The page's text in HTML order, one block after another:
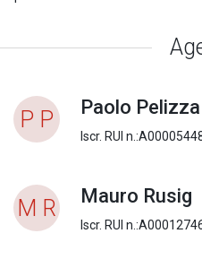
P P Paolo Pelizza
Iscr. RUI
M R Mauro Rusig
Iscr. RUI